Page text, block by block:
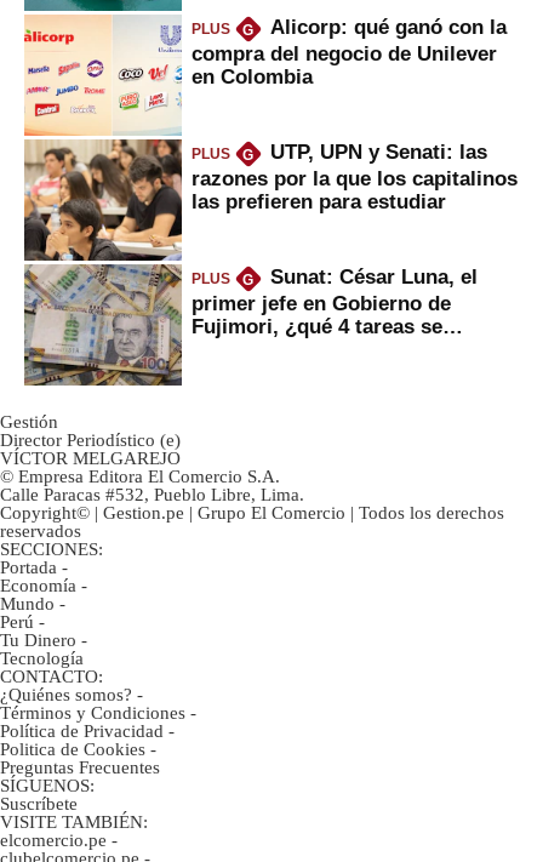
PLUS G
Alicorp: qué ganó con la
compra del negocio de Unilever
en Colombia
PLUS G
UTP, UPN y Senati: las
razones por la que los capitalinos
las prefieren para estudiar
PLUS G
Sunat: César Luna, el
primer jefe en Gobierno de
Fujimori, ¿qué 4 tareas se
Gestión
Director Periodístico (e)
VÍCTOR MELGAREJO
© Empresa Editora El Comercio S.A.
Calle Paracas #532, Pueblo Libre, Lima.
Copyright© | Gestion.pe | Grupo El Comercio | Todos los derechos
reservados
SECCIONES:
Portada -
Economía -
Mundo -
Perú -
Tu Dinero -
Tecnología
CONTACTO:
¿Quiénes somos? -
Términos y Condiciones -
Política de Privacidad -
Politica de Cookies -
Preguntas Frecuentes
SÍGUENOS:
Suscríbete
VISITE TAMBIÉN:
elcomercio.pe -